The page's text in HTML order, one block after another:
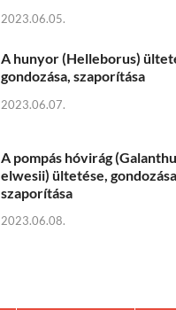
2023.06.05.
A hunyor (Helleborus)
gondozása, szaporítása
2023.06.07.
A pompás hóvirág
elwesii) ültetése, gondozása,
szaporítása
2023.06.08.